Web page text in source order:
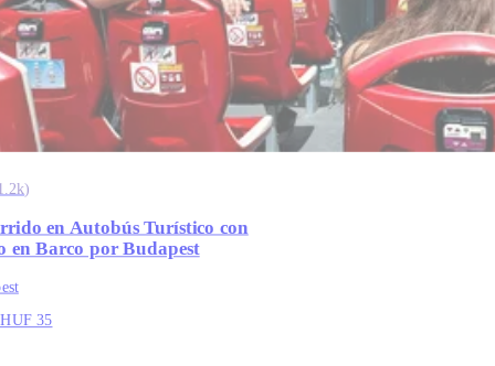
)
en Autobús Turístico con
en Barco por Budapest
HUF 35